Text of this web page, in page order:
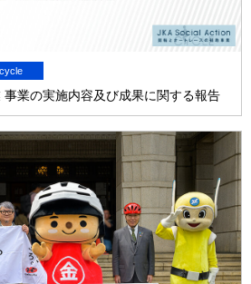
業の実施内容及び成果に関する報告